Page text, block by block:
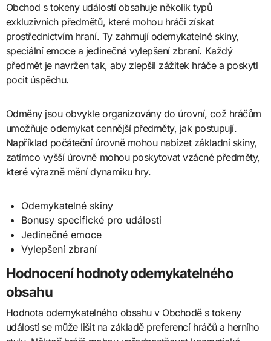
Obchod s tokeny událostí obsahuje několik typů
exkluzivních předmětů, které mohou hráči získat
prostřednictvím hraní. Ty zahrnují odemykatelné skiny,
speciální emoce a jedinečná vylepšení zbraní. Každý
předmět je navržen tak, aby zlepšil zážitek hráče a poskytl
pocit úspěchu.
Odměny jsou obvykle organizovány do úrovní, což hráčům
umožňuje odemykat cennější předměty, jak postupují.
Například počáteční úrovně mohou nabízet základní skiny,
zatímco vyšší úrovně mohou poskytovat vzácné předměty,
které výrazně mění dynamiku hry.
Odemykatelné skiny
Bonusy specifické pro události
Jedinečné emoce
Vylepšení zbraní
Hodnocení hodnoty odemykatelného
obsahu
Hodnota odemykatelného obsahu v Obchodě s tokeny
událostí se může lišit na základě preferencí hráčů a herního